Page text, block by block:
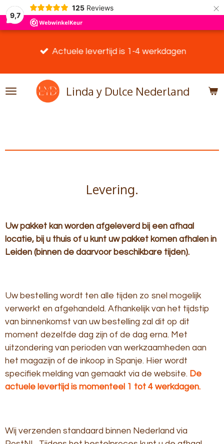
9,7
125 Reviews ×
Linda y Dulce Nederland
Actuele levertijd is 1-4 werkdagen
Levering.
Uw pakket kan worden afgeleverd bij een afhaal
locatie, bij u thuis of u kunt uw pakket komen afhalen in
Leiden (binnen de daarvoor beschikbare tijden).
Uw bestelling wordt ten alle tijden zo snel mogelijk
verwerkt en afgehandeld. Afhankelijk van het tijdstip
van binnenkomst van uw bestelling zal dit op dit
moment dezelfde dag zijn of de dag erna. Met
uitzondering van perioden van werkzaamheden aan
het magazijn of de inkoop in Spanje. Hier wordt
specifiek melding van gemaakt via de website. De
actuele levertijd is momenteel 1 tot 4 werkdagen.
Wij verzenden standaard binnen Nederland via